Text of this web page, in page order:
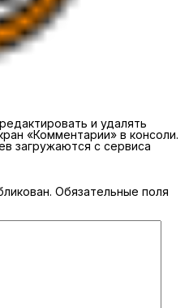
и удалять
«Комментарии» в консоли.
загружаются с сервиса
Обязательные поля